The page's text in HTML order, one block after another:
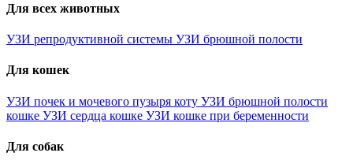
Для всех животных
УЗИ репродуктивной системы УЗИ брюшной полости
Для кошек
УЗИ почек и мочевого пузыря коту УЗИ брюшной полости
кошке УЗИ сердца кошке УЗИ кошке при беременности
Для собак